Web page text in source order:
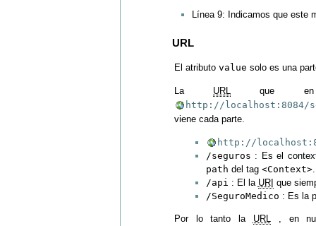
Línea 9: Indicamos que este
URL
El atributo value solo es una
La URL que en
http://localhost:8084/
viene cada parte.
http://
/seguros : Es el
path del tag <Context>.
/api : El la URI que
/SeguroMedico : Es la
Por lo tanto la URL
, en